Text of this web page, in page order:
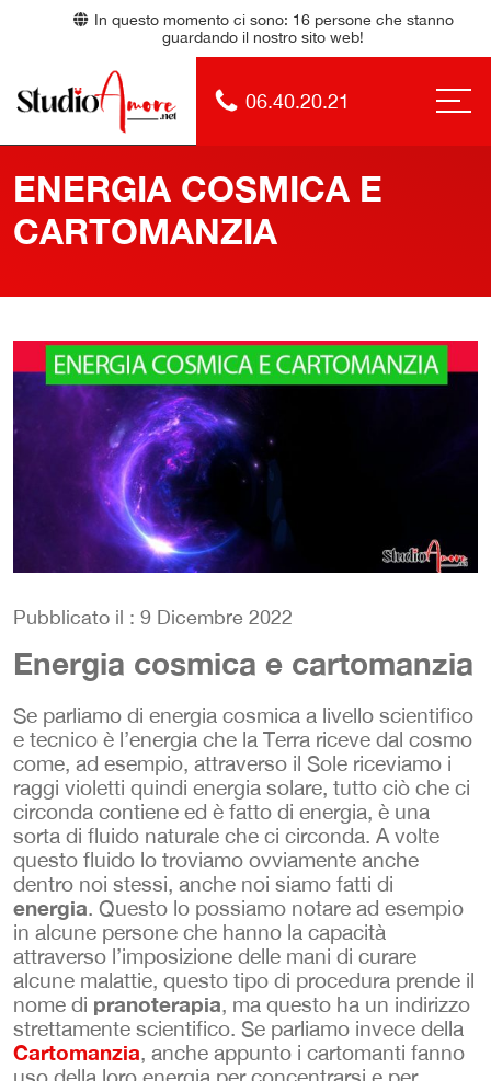
In questo momento ci sono: 16persone che stanno
guardando il nostro sito web!
06.40.20.21
ENERGIA COSMICA E
CARTOMANZIA
Pubblicato il : 9 Dicembre 2022
Energia cosmica e cartomanzia
Se parliamo di energia cosmica a livello scientifico
e tecnico è l’energia che la Terra riceve dal cosmo
come, ad esempio, attraverso il Sole riceviamo i
raggi violetti quindi energia solare, tutto ciò che ci
circonda contiene ed è fatto di energia, è una
sorta di fluido naturale che ci circonda. A volte
questo fluido lo troviamo ovviamente anche
dentro noi stessi, anche noi siamo fatti di
energia. Questo lo possiamo notare ad esempio
in alcune persone che hanno la capacità
attraverso l’imposizione delle mani di curare
alcune malattie, questo tipo di procedura prende il
nome di pranoterapia, ma questo ha un indirizzo
strettamente scientifico. Se parliamo invece della
Cartomanzia, anche appunto i cartomanti fanno
uso della loro energia per concentrarsi e per